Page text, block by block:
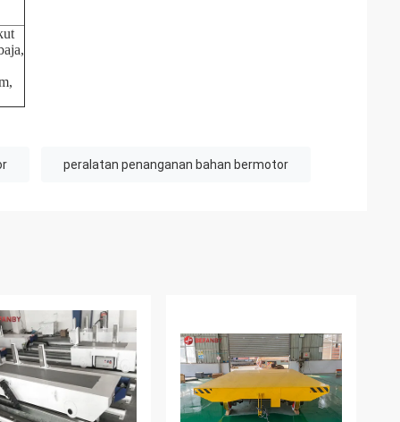
peralatan penanganan bahan bermotor